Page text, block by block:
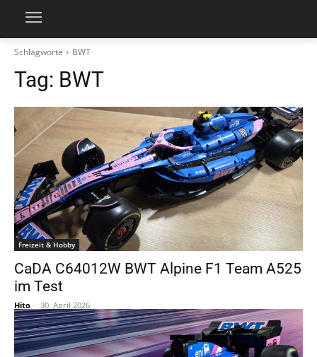
Schlagworte BWT
Tag: BWT
Freizeit & Hobby
CaDA C64012W BWT Alpine F1 Team A525
im Test
Hito - 30. April 2026